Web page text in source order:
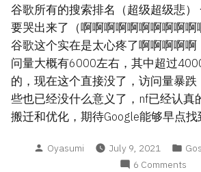
谷歌所有的搜索排名（超级超级悲
要哭出来了（啊啊啊啊啊啊啊啊啊
谷歌这个实在是太心疼了啊啊啊啊
问量大概有6000左右，其中超过
的，现在这个直接没了，访问量暴
些也已经没什么意义了，nf已经认真
搬迁和优化，期待Google能够早点
Posted
Oyasumi July 9, 2021
in
6 Comments